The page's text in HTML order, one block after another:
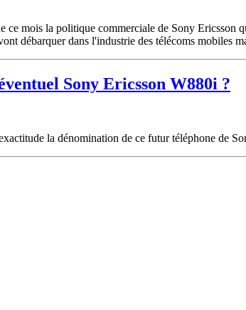
ce mois la politique commerciale de Sony
débarquer dans l'industrie des télécoms mobiles
Sony Ericsson W880i ?
la dénomination de ce futur téléphone de